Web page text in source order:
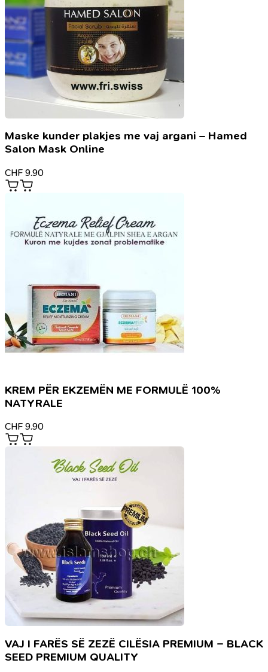
Maske kunder plakjes me vaj argani – Hamed
Salon Mask Online
CHF 9.90
KREM PËR EKZEMËN ME FORMULË 100%
NATYRALE
CHF 9.90
VAJ I FARËS SË ZEZË CILËSIA PREMIUM – BLACK
SEED PREMIUM QUALITY